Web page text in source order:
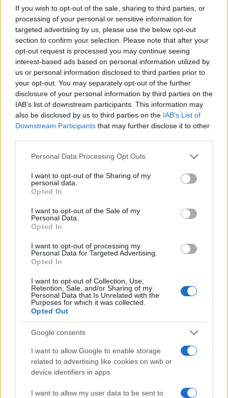
If you wish to opt-out of the sale, sharing to third parties, or
processing of your personal or sensitive information for
targeted advertising by us, please use the below opt-out
section to confirm your selection. Please note that after your
opt-out request is processed you may continue seeing
interest-based ads based on personal information utilized by
us or personal information disclosed to third parties prior to
your opt-out. You may separately opt-out of the further
disclosure of your personal information by third parties on the
IAB’s list of downstream participants. This information may
also be disclosed by us to third parties on the IAB’s List of
Downstream Participants that may further disclose it to other
Please note that this website/app uses one or more Google
not limited to your visit or usage behaviour. You may click to
grant or deny consent to Google and its third-party tags to
use your data for below specified purposes in below Google
consent section.
Personal Data Processing Opt Outs
I want to opt-out of the Sharing of my
personal data.
Opted In
I want to opt-out of the Sale of my
Personal Data.
Opted In
I want to opt-out of processing my
Personal Data for Targeted Advertising.
Opted In
I want to opt-out of Collection, Use,
Retention, Sale, and/or Sharing of my
Personal Data that Is Unrelated with the
Purposes for which it was collected.
Opted Out
Google consents
I want to allow Google to enable storage
related to advertising like cookies on web or
device identifiers in apps.
I want to allow my user data to be sent to
Cómo el orden en casa reduce el estrés y
SALUD Y BIENESTAR
Guía completa para la seguridad en
eventos masivos
Organizar un evento masivo seguro requiere planificación
meticulosa.…